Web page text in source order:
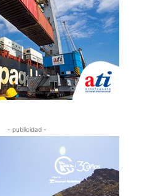
- publicidad -